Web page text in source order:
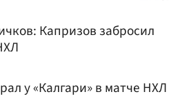
Капризов забросил
у «Калгари» в матче НХЛ